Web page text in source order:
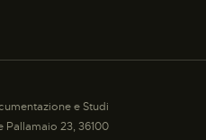
e Studi
Pallamaio 23, 36100